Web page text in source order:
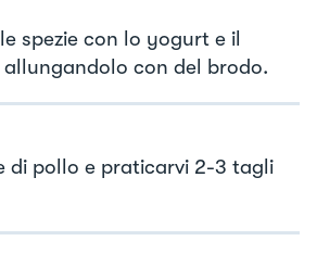
spezie con lo yogurt e il
con del brodo.
di pollo e praticarvi 2-3 tagli